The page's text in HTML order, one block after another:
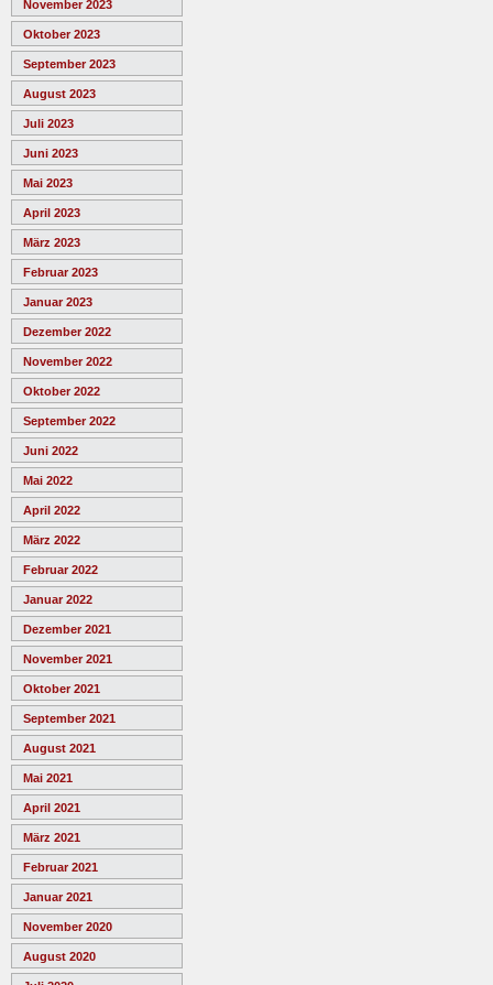
November 2023
Oktober 2023
September 2023
August 2023
Juli 2023
Juni 2023
Mai 2023
April 2023
März 2023
Februar 2023
Januar 2023
Dezember 2022
November 2022
Oktober 2022
September 2022
Juni 2022
Mai 2022
April 2022
März 2022
Februar 2022
Januar 2022
Dezember 2021
November 2021
Oktober 2021
September 2021
August 2021
Mai 2021
April 2021
März 2021
Februar 2021
Januar 2021
November 2020
August 2020